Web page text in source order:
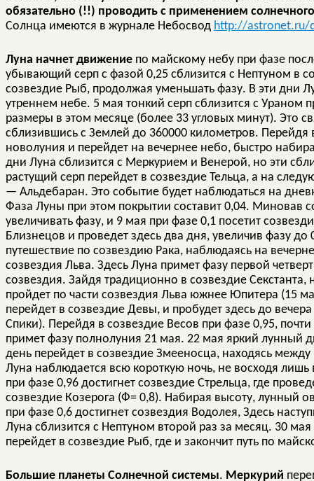
обязательно (!!) проводить с применением
Солнца имеются в журнале Небосвод http://astronet.ru/
Луна начнет движение по майскому небу при фазе
убывающий серп с фазой 0,25 сблизится с Нептуном в
созвездие Рыб, продолжая уменьшать фазу. В эти дни
утреннем небе. 5 мая тонкий серп сблизится с Ураном
размеры в этом месяце (более 33 угловых минут). Это
сблизившись с Землей до 360000 километров.
новолуния и перейдет на вечернее небо, быстро
дни Луна сблизится с Меркурием и Венерой, но эти
растущий серп перейдет в созвездие Тельца, а на
— Альдебаран. Это событие будет наблюдаться на
Фаза Луны при этом покрытии составит 0,04. Миновав
увеличивать фазу, и 9 мая при фазе 0,1 посетит
Близнецов и проведет здесь два дня, увеличив фазу
путешествие по созвездию Рака, наблюдаясь на
созвездия Льва. Здесь Луна примет фазу первой
созвездия. Зайдя традиционно в созвездие Секстанта,
пройдет по части созвездия Льва южнее Юпитера (15
перейдет в созвездие Девы, и пробудет здесь до
Спики). Перейдя в созвездие Весов при фазе 0,95,
примет фазу полнолуния 21 мая. 22 мая яркий лунный
день перейдет в созвездие Змееносца, находясь
Луна наблюдается всю короткую ночь, не восходя
при фазе 0,96 достигнет созвездие Стрельца, где
созвездие Козерога (Ф= 0,8). Набирая высоту, лунный
при фазе 0,6 достигнет созвездия Водолея, Здесь
Луна сблизится с Нептуном второй раз за месяц. 30
перейдет в созвездие Рыб, где и закончит путь по
Большие планеты Солнечной системы. Меркурий